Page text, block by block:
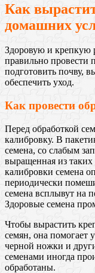
Как
домашних
Здоровую и крепкую
правильно провести
подготовить почву,
обеспечить уход.
Как провести
Перед обработкой
калибровку. В
семена, со слабым
выращенная из таких
калибровки семена
периодически
семена всплывут на
Здоровые семена
Чтобы вырастить
семян, она помогает
черной ножки и
семенами иногда
обработаны.